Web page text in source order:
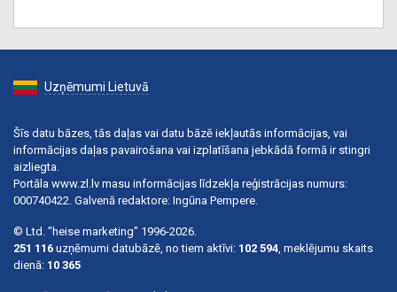
Uzņēmumi Lietuvā
Šīs datu bāzes, tās daļas vai datu bāzē iekļautās informācijas, vai
informācijas daļas pavairošana vai izplatīšana jebkādā formā ir stingri
aizliegta.
Portāla www.zl.lv masu informācijas līdzekļa reģistrācijas numurs:
000740422. Galvenā redaktore: Ingūna Pempere.
© Ltd. "heise marketing" 1996-2026.
251 116 uzņēmumi datubāzē, no tiem aktīvi: 102 594 , meklējumu skaits
dienā: 10 365